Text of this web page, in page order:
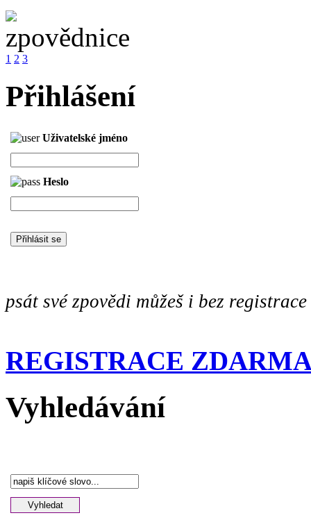
1 2 3
Přihlášení
Uživatelské jméno
Heslo
psát své zpovědi můžeš i bez registrace
REGISTRACE
Vyhledávání